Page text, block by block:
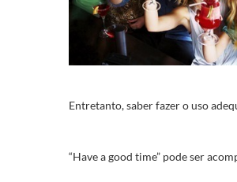
Entretanto, saber fazer o uso
“Have a good time” pode ser